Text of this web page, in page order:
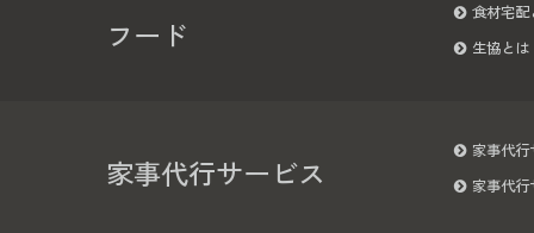
フード
食材宅配
生協とは
家事代行サービス
家事代
家事代